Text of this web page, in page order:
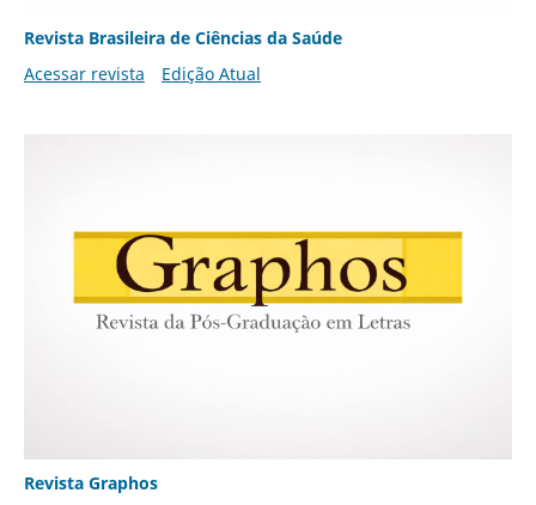
Revista Brasileira de Ciências da Saúde
Acessar revista
Edição Atual
Revista Graphos